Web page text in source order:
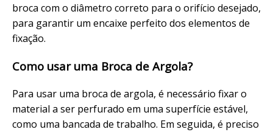
broca com o diâmetro correto para o orifício desejado,
para garantir um encaixe perfeito dos elementos de
fixação.
Como usar uma Broca de Argola?
Para usar uma broca de argola, é necessário fixar o
material a ser perfurado em uma superfície estável,
como uma bancada de trabalho. Em seguida, é preciso